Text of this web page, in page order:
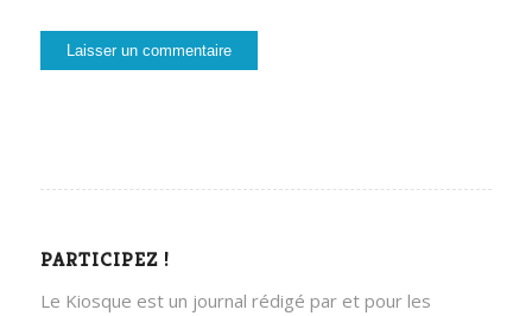
PARTICIPEZ !
Le Kiosque est un journal rédigé par et pour les